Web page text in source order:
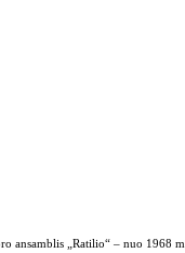
ansamblis „Ratilio“ – nuo 1968 m.